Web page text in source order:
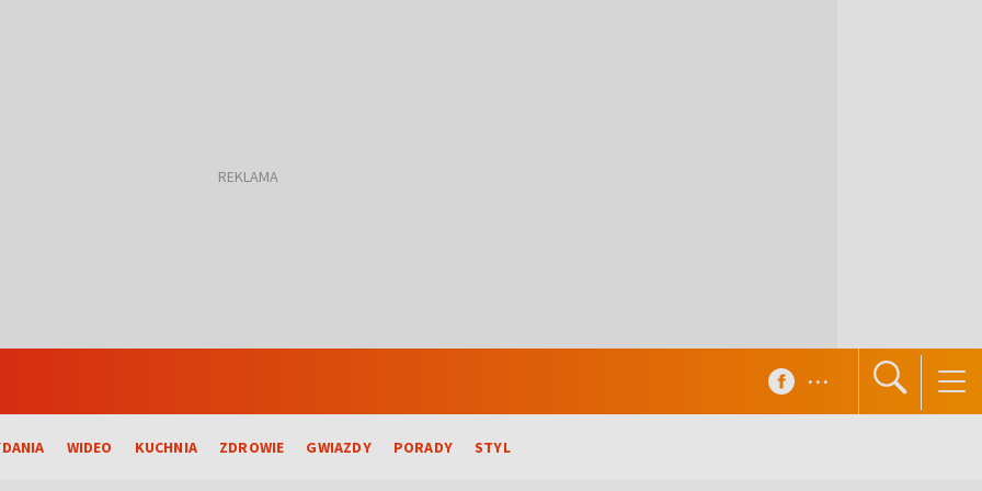
WIDEO KUCHNIA ZDROWIE GWIAZDY PORADY STYL
...